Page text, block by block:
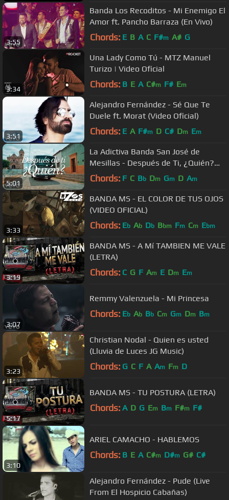
3:55
Banda Los Recoditos - Mi Enemigo El
Amor ft. Pancho Barraza (En Vivo)
Chords: E B A C F#m A# G
3:34
Una Lady Como Tú - MTZ Manuel
Turizo | Video Oficial
Chords: B E A C#m F# Em
3:51
Alejandro Fernández - Sé Que Te
Duele ft. Morat (Video Oficial)
Chords: E A F#m D C# Dm Em
5:01
La Adictiva Banda San José de
Mesillas - Después de Ti, ¿Quién?
(Video Oficial)
Chords: F C Bb Dm Gm D Am
3:33
BANDA MS - EL COLOR DE TUS OJOS
(VIDEO OFICIAL)
Chords: Eb Ab Db Bbm Fm Cm Ebm
3:19
BANDA MS - A Mí TAMBIEN ME VALE
(LETRA)
Chords: C G F Am E Dm Em
3:07
Remmy Valenzuela - Mi Princesa
Chords: Eb Ab Bb Cm Gm Dm Bm
3:23
Christian Nodal - Quien es usted
(Lluvia de Luces JG Music)
Chords: G C F A Am Fm D
5:17
BANDA MS - TU POSTURA (LETRA)
Chords: A D G Em Bm F#m F#
3:10
ARIEL CAMACHO - HABLEMOS
Chords: B E A C#m D#m G# C#
Alejandro Fernández - Pude (Live
From El Hospicio Cabañas)